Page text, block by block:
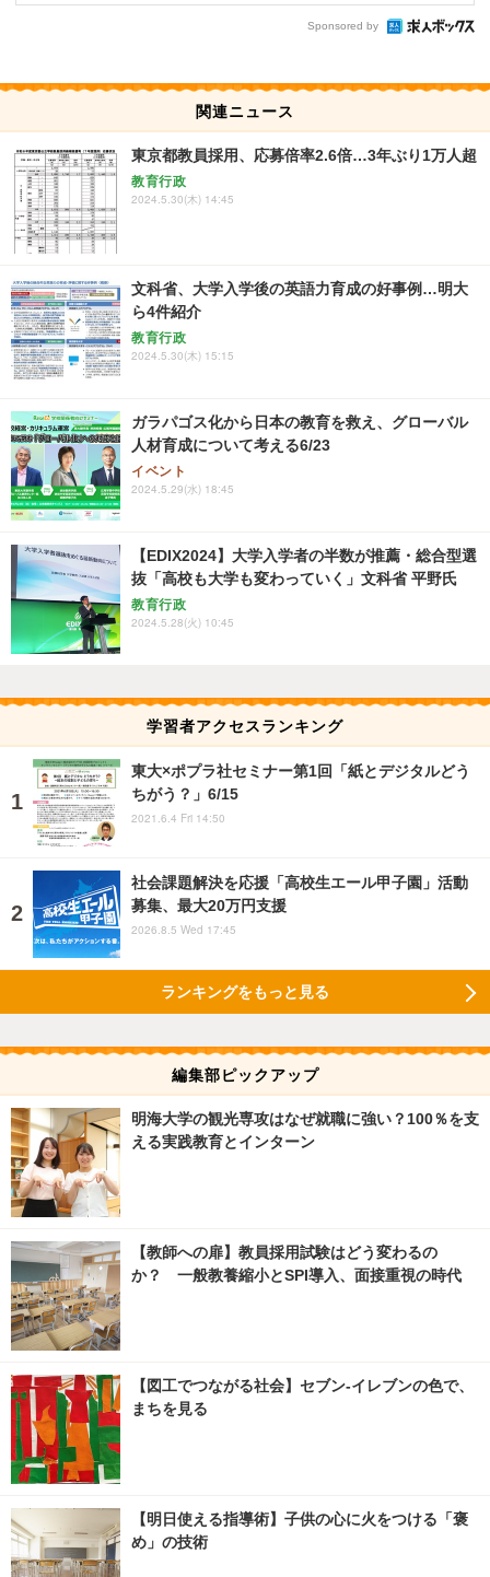
Sponsored by
関連ニュース
東京都教員採用、応募倍率2.6倍…3年ぶり1万人超
教育行政
2024.5.30(木) 14:45
文科省、大学入学後の英語力育成の好事例…明大
ら4件紹介
教育行政
2024.5.30(木) 15:15
ガラパゴス化から日本の教育を救え、グローバル
人材育成について考える6/23
イベント
2024.5.29(水) 18:45
【EDIX2024】大学入学者の半数が推薦・総合型選
抜「高校も大学も変わっていく」文科省 平野氏
教育行政
2024.5.28(火) 10:45
学習者アクセスランキング
東大×ポプラ社セミナー第1回「紙とデジタルどう
ちがう？」6/15
2021.6.4 Fri 14:50
社会課題解決を応援「高校生エール甲子園」活動
募集、最大20万円支援
2026.8.5 Wed 17:45
ランキングをもっと見る
編集部ピックアップ
明海大学の観光専攻はなぜ就職に強い？100％を支
える実践教育とインターン
【教師への扉】教員採用試験はどう変わるの
か？ 一般教養縮小とSPI導入、面接重視の時代
【図工でつながる社会】セブン‐イレブンの色で、
まちを見る
【明日使える指導術】子供の心に火をつける「褒
め」の技術